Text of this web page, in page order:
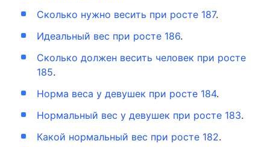
Сколько нужно весить при росте 187.
Идеальный вес при росте 186.
Сколько должен весить человек при росте
185.
Норма веса у девушек при росте 184.
Нормальный вес у девушек при росте 183.
Какой нормальный вес при росте 182.